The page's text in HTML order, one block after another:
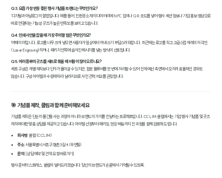
Q3. 요즘 가장 반응 좋은 행사 기념품 트렌드는 무엇인가요?
'디지털과 아날로그의 결합'입니다. 예를 들어, 친환경 소재의 다이어리에 NFC 칩이나 QR 코드를 넣어 행사 세션 정보나 기업 홍보 영상으로
바로 연결되는 기능성 굿즈가 높은 만족도를 보이고 있습니다.
Q4. 인쇄 시안을 잡을 때 가장 주의할 점은 무엇인가요?
'여백의 미'입니다. 로고를 너무 크게 넣으면 사용자가 일상에서 꺼내 쓰기 부담스러워합니다. 최근에는 로고를 작고 고급스럽게 레이저 각인
(Laser Engraving)하거나, 패키지 안쪽에 숨겨진 메시지를 넣는 방식이 선호됩니다.
Q5. 여러 종류의 굿즈를 세트로 묶을 때 비용이 많이 오르나요?
세트 구성은 개별 제작보다 단가가 올라갈 수 있지만, 합본 물류비를 한 번에 처리할 수 있어 전체 예산 측면에서 오히려 효율적인 경우도
많습니다. 구성 아이템과 수량에 따라 달라지므로 사전 견적 비교를 권장합니다.
🎯 기념품 제작, 클림과 함께 준비해보세요
기념품 제작은 단순히 물건을 사는 과정이 아니라 브랜드의 가치를 전달하는 프로젝트입니다. CCLIM 클림에서는 기업 행사 기념품 및 굿즈
제작에 대한 맞춤 상담을 제공하고 있습니다. 아이템 선정부터 패키징, 현장 배송까지 전 과정을 함께 검토해 드립니다.
회사명: 클림 (CCLIM)
주소: 서울특별시 서초구 형촌3길 4 (우면동)
문의: [상담 예약 및 견적 요청 바로가기]
행사 준비의 스트레스, 클림이 덜어드리겠습니다. 당신의 브랜드가 손끝에서 기억될 수 있도록.